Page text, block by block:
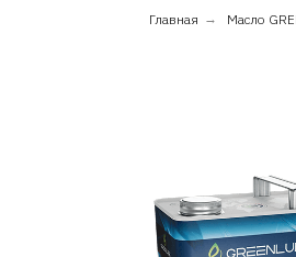
Главная → Масло